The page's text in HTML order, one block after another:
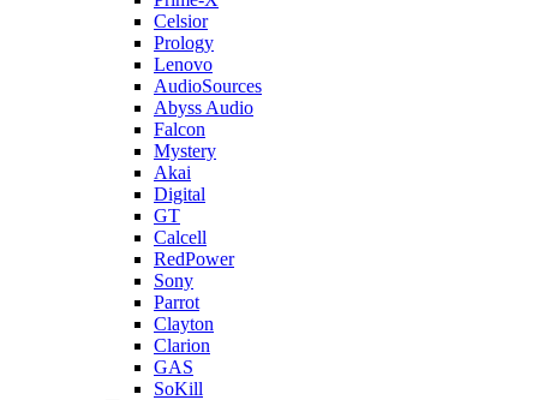
Celsior
Prology
Lenovo
AudioSources
Abyss Audio
Falcon
Mystery
Akai
Digital
GT
Calcell
RedPower
Sony
Parrot
Clayton
Clarion
GAS
SoKill